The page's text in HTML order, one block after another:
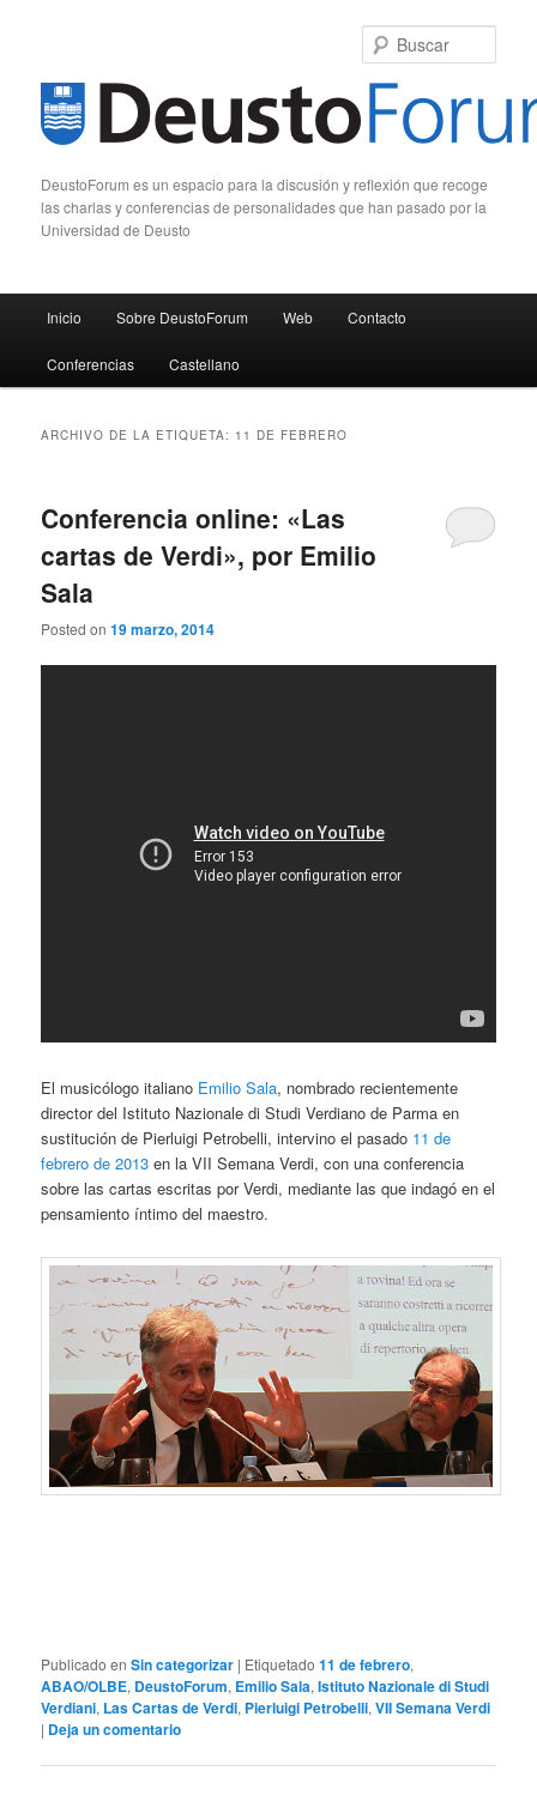
DeustoForum es un espacio para la discusión y reflexión que recoge
las charlas y conferencias de personalidades que han pasado por la
Universidad de Deusto
Ir al contenido principal
Ir al contenido secundario
Inicio Sobre DeustoForum Web Contacto
Conferencias Castellano
ARCHIVO DE LA ETIQUETA: 11 DE FEBRERO
Conferencia online: «Las
cartas de Verdi», por Emilio
Sala
Posted on19 marzo, 2014
El musicólogo italiano Emilio Sala, nombrado recientemente
director del Istituto Nazionale di Studi Verdiano de Parma en
sustitución de Pierluigi Petrobelli, intervino el pasado 11 de
febrero de 2013 en la VII Semana Verdi, con una conferencia
sobre las cartas escritas por Verdi, mediante las que indagó en el
pensamiento íntimo del maestro.
Publicado en Sin categorizar | Etiquetado 11 de febrero,
ABAO/OLBE, DeustoForum, Emilio Sala,Istituto Nazionale di Studi
Verdiani, Las Cartas de Verdi, Pierluigi Petrobelli,VII Semana Verdi
| Deja un comentario